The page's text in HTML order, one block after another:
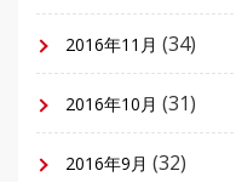
2016年11月 (34)
2016年10月 (31)
2016年9月 (32)